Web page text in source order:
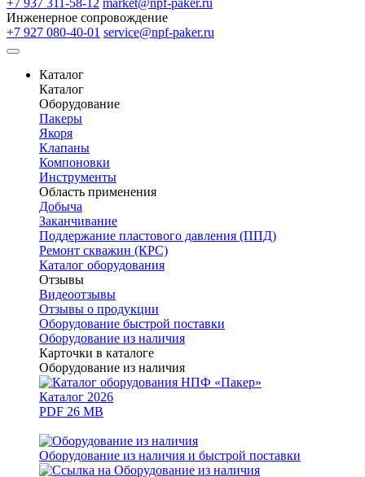
+7 937 311-58-12 market@npf-paker.ru
Инженерное сопровождение
+7 927 080-40-01 service@npf-paker.ru
Каталог
Каталог
Оборудование
Пакеры
Якоря
Клапаны
Компоновки
Инструменты
Область применения
Добыча
Заканчивание
Поддержание пластового давления (ППД)
Ремонт скважин (КРС)
Каталог оборудования
Отзывы
Видеоотзывы
Отзывы о продукции
Оборудование быстрой поставки
Оборудование из наличия
Карточки в каталоге
Оборудование из наличия
Каталог 2026
PDF 26 MB
Оборудование из наличия и быстрой поставки